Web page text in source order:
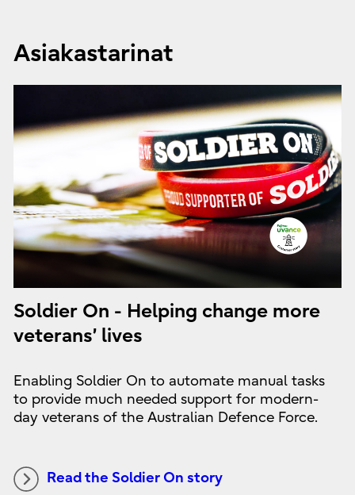
Asiakastarinat
Soldier On - Helping change more
veterans’ lives
Enabling Soldier On to automate manual tasks
to provide much needed support for modern-
day veterans of the Australian Defence Force.
Read the Soldier On story